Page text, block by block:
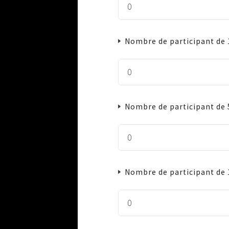
Nombre de participant de
Nombre de participant de
Nombre de participant de